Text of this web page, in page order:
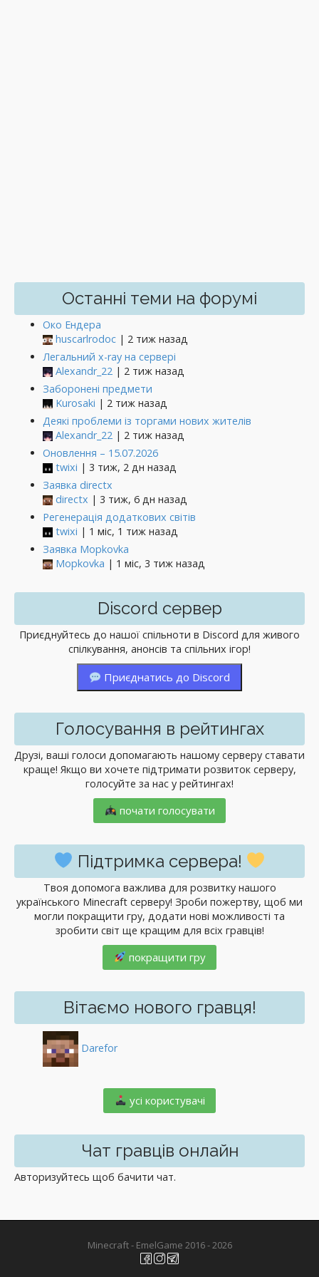
Останні теми на форумі
Око Ендера
huscarlrodoc | 2 тиж назад
Легальний x-ray на сервері
Alexandr_22 | 2 тиж назад
Заборонені предмети
Kurosaki | 2 тиж назад
Деякі проблеми із торгами нових жителів
Alexandr_22 | 2 тиж назад
Оновлення – 15.07.2026
twixi | 3 тиж, 2 дн назад
Заявка directx
directx | 3 тиж, 6 дн назад
Регенерація додаткових світів
twixi | 1 міс, 1 тиж назад
Заявка Mopkovka
Mopkovka | 1 міс, 3 тиж назад
Discord сервер
Приєднуйтесь до нашої спільноти в Discord для живого
спілкування, анонсів та спільних ігор!
Приєднатись до Discord
Голосування в рейтингах
Друзі, ваші голоси допомагають нашому серверу ставати
краще! Якщо ви хочете підтримати розвиток серверу,
голосуйте за нас у рейтингах!
почати голосувати
Підтримка сервера!
Твоя допомога важлива для розвитку нашого
українського Minecraft серверу! Зроби пожертву, щоб ми
могли покращити гру, додати нові можливості та
зробити світ ще кращим для всіх гравців!
покращити гру
Вітаємо нового гравця!
Darefor
️ усі користувачі
Чат гравців онлайн
Авторизуйтесь щоб бачити чат.
Minecraft - EmelGame 2016 - 2026